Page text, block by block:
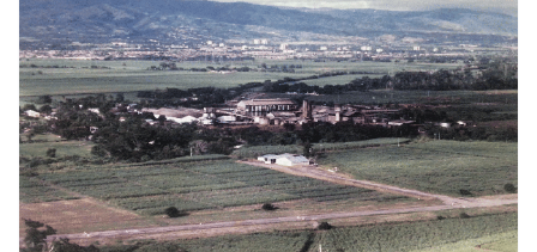
o
o
k
s tir